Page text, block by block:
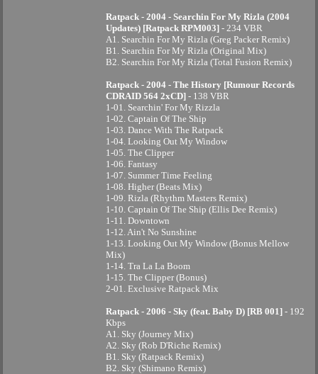
Ratpack - 2004 - Searchin For My Rizla (2004
Updates) [Ratpack RPM003] - 234 VBR
A1. Searchin For My Rizla (Greg Packer Remix)
B1. Searchin For My Rizla (Original Mix)
B2. Searchin For My Rizla (Total Fusion Remix)
Ratpack - 2004 - The History [Rumour Records
CDRAID 564 2xCD] - 138 VBR
1-01. Searchin' For My Rizzla
1-02. Captain Of The Ship
1-03. Dance With The Ratpack
1-04. Looking Out My Window
1-05. The Clipper
1-06. Fantasy
1-07. Summer Time Feeling
1-08. Higher (Beats Mix)
1-09. Rizla (Rhythm Masters Remix)
1-10. Captain Of The Ship (Ellis Dee Remix)
1-11. Downtown
1-12. Ain't No Sunshine
1-13. Looking Out My Window (Bonus Mellow
Mix)
1-14. Tra La La Boom
1-15. The Clipper (Bonus)
2-01. Exclusive Ratpack Mix
Ratpack - 2006 - Sky (feat. Baby D) [RB 001] - 192
Kbps
A1. Sky (Journey Mix)
A2. Sky (Rob D'Riche Remix)
B1. Sky (Ratpack Remix)
B2. Sky (Shimano Remix)